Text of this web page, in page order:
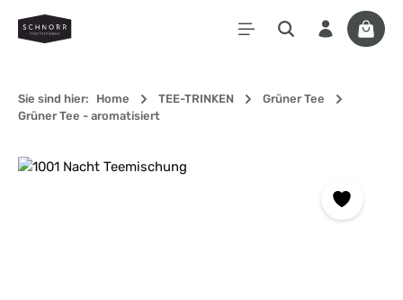
Zum Hauptinhalt springen
Sie sind hier: Home TEE-TRINKEN
Grüner Tee
Grüner Tee - aromatisiert
Bildergalerie überspringen